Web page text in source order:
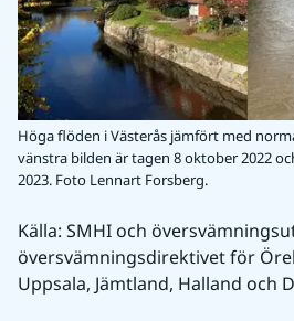
Höga flöden i Västerås jämfört med
vänstra bilden är tagen 8 oktober 2022
2023. Foto Lennart Forsberg.
Källa: SMHI och
översvämningsdirektivet för
Uppsala, Jämtland, Halland och